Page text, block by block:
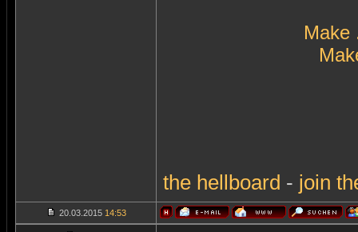
Make
the hellboard - join
20.03.2015 14:53